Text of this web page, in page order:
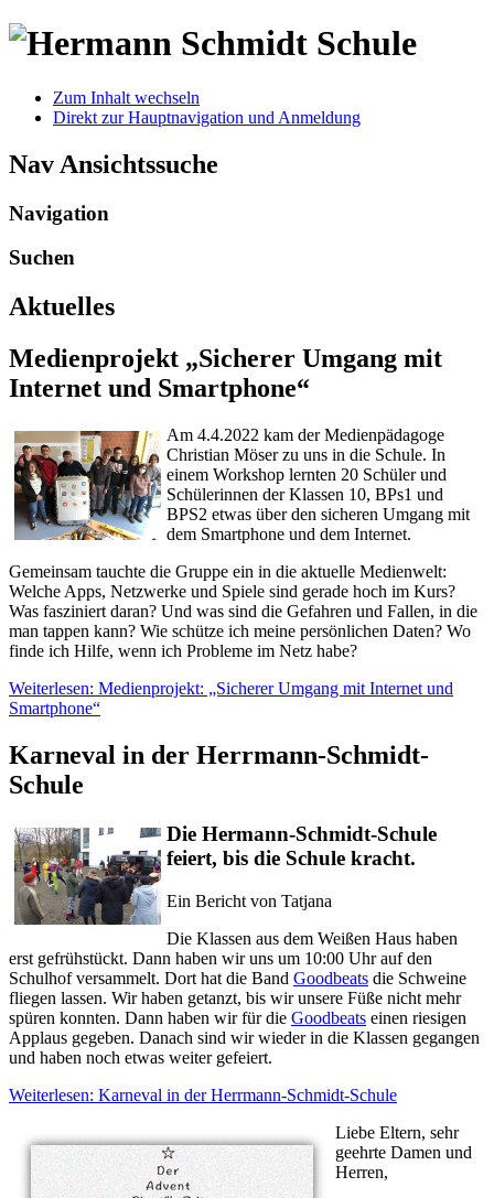
Zum Inhalt wechseln
Direkt zur Hauptnavigation und Anmeldung
Nav Ansichtssuche
Navigation
Suchen
Aktuelles
Medienprojekt „Sicherer Umgang mit
Internet und Smartphone“
Am 4.4.2022 kam der Medienpädagoge
Christian Möser zu uns in die Schule. In
einem Workshop lernten 20 Schüler und
Schülerinnen der Klassen 10, BPs1 und
BPS2 etwas über den sicheren Umgang mit
dem Smartphone und dem Internet.
Gemeinsam tauchte die Gruppe ein in die aktuelle Medienwelt:
Welche Apps, Netzwerke und Spiele sind gerade hoch im Kurs?
Was fasziniert daran? Und was sind die Gefahren und Fallen, in die
man tappen kann? Wie schütze ich meine persönlichen Daten? Wo
finde ich Hilfe, wenn ich Probleme im Netz habe?
Weiterlesen: Medienprojekt: „Sicherer Umgang mit Internet und
Smartphone“
Karneval in der Herrmann-Schmidt-
Schule
Die Hermann-Schmidt-Schule
feiert, bis die Schule kracht.
Ein Bericht von Tatjana
Die Klassen aus dem Weißen Haus haben
erst gefrühstückt. Dann haben wir uns um 10:00 Uhr auf den
Schulhof versammelt. Dort hat die Band Goodbeats die Schweine
fliegen lassen. Wir haben getanzt, bis wir unsere Füße nicht mehr
spüren konnten. Dann haben wir für die Goodbeats einen riesigen
Applaus gegeben. Danach sind wir wieder in die Klassen gegangen
und haben noch etwas weiter gefeiert.
Weiterlesen: Karneval in der Herrmann-Schmidt-Schule
Liebe Eltern, sehr
geehrte Damen und
Herren,